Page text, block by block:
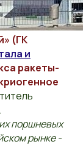
(ГК
и
ракеты-
поршневых
рынке -